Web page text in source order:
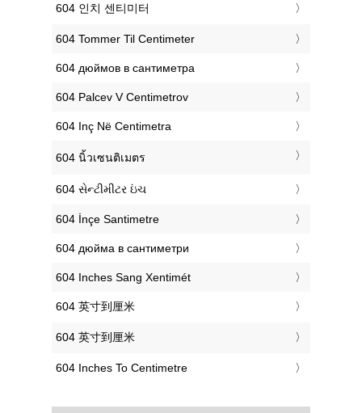
‎604 인치 센티미터
‎604 Tommer Til Centimeter
‎604 дюймов в сантиметра
‎604 Palcev V Centimetrov
‎604 Inç Në Centimetra
‎604 นิ้วเซนติเมตร
‎604 સેન્ટીમીટર ઇંચ
‎604 İnçe Santimetre
‎604 дюйма в сантиметри
‎604 Inches Sang Xentimét
‎604 英寸到厘米
‎604 英寸到厘米
‎604 Inches To Centimetre